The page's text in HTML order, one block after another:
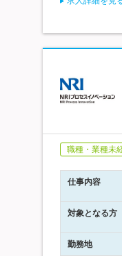
職種・業種未
仕事内容
対象となる方
勤務地